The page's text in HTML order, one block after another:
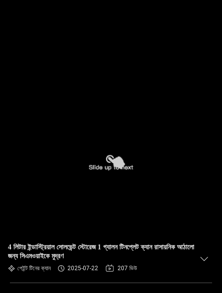
4 লিটার ইন্ডাস্ট্রিয়াল সোলভেন্ট স্টোরেজ 1 গ্যালন টিনপ্লেট ক্যান রাসায়নিক আঠালো
জন্য সিএমওয়াইকে মুদ্রণ
পেইন্ট টিনের ক্যান 2025-07-22 207 ভিউ